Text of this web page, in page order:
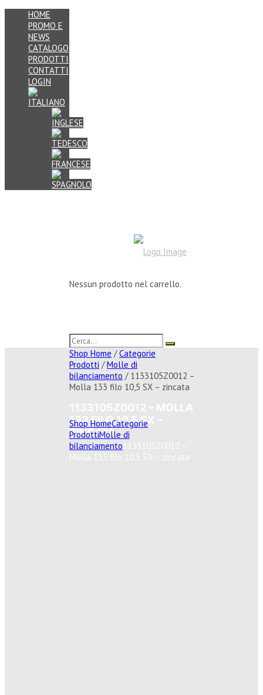
HOME
PROMO E
NEWS
CATALOGO
PRODOTTI
CONTATTI
LOGIN
Nessun prodotto nel carrello.
Shop Home /Categorie
Prodotti /Molle di
bilanciamento / 1133105Z0012 –
Molla 133 filo 10,5 SX – zincata
133 FILO 10,5 SX –
ZINCATA
Shop HomeCategorie
ProdottiMolle di
bilanciamento